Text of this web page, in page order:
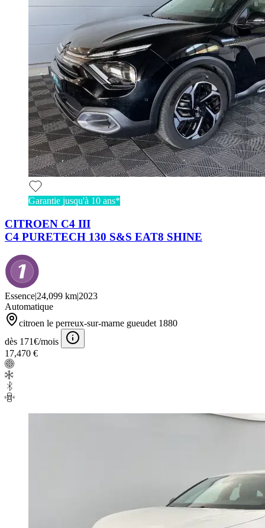
Garantie jusqu'à 10 ans*
CITROEN C4 III
C4 PURETECH 130 S&S EAT8 SHINE
Essence|24,099 km|2023
Automatique
citroen le perreux-sur-marne gueudet 1880
dès 171€/mois
17,470 €